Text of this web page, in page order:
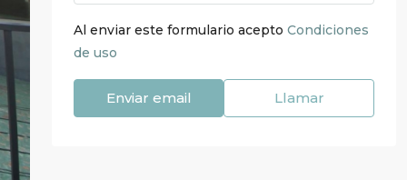
Al enviar este formulario acepto Condiciones
de uso
Enviar email Llamar